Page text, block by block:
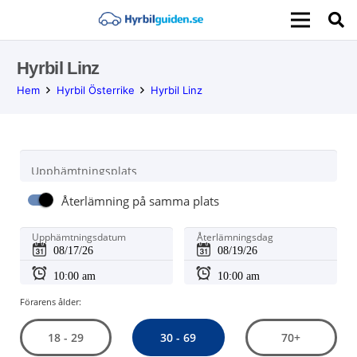
Hyrbil Linz
Hem Hyrbil Österrike Hyrbil Linz
Upphämtningsplats
Återlämning på samma plats
Upphämtningsdatum Återlämningsdag
Förarens ålder:
18 - 29 30 - 69 70+